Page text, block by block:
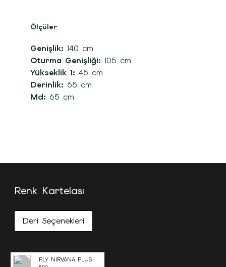
Ölçüler
Genişlik: 140 cm
Oturma Genişliği: 105 cm
Yükseklik 1: 45 cm
Derinlik: 65 cm
Md: 65 cm
Renk Kartelası
Deri Seçenekleri
PLY NIRVANA PLUS